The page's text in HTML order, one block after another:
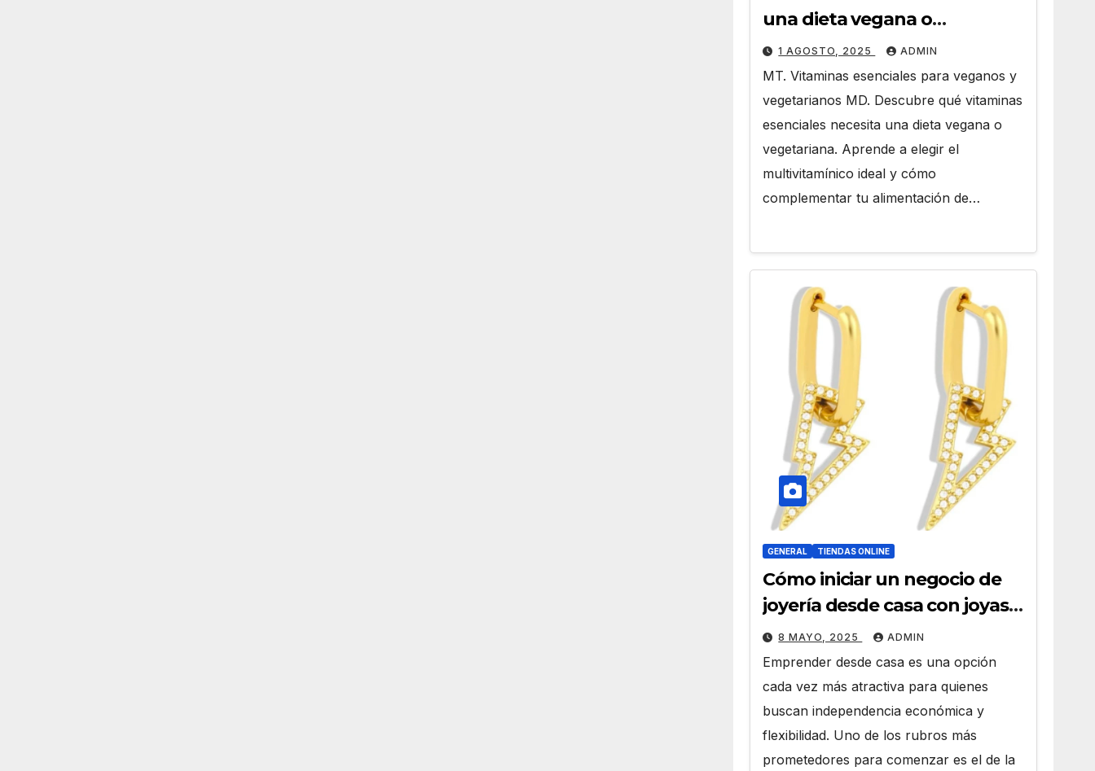
una dieta vegana o
vegetariana
1 AGOSTO, 2025 ADMIN
MT. Vitaminas esenciales para veganos y
vegetarianos MD. Descubre qué vitaminas
esenciales necesita una dieta vegana o
vegetariana. Aprende a elegir el
multivitamínico ideal y cómo
complementar tu alimentación de…
GENERAL TIENDAS ONLINE
Cómo iniciar un negocio de
joyería desde casa con joyas
por mayor
8 MAYO, 2025 ADMIN
Emprender desde casa es una opción
cada vez más atractiva para quienes
buscan independencia económica y
flexibilidad. Uno de los rubros más
prometedores para comenzar es el de la